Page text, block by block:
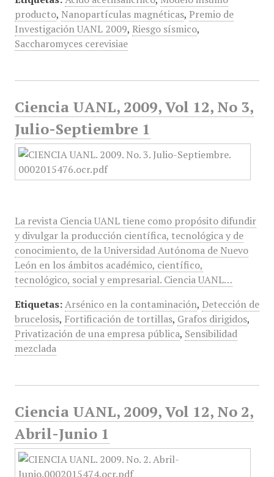
producto, Nanopartículas magnéticas, Premio de
Investigación UANL 2009, Riesgo sísmico,
Saccharomyces cerevisiae
Ciencia UANL, 2009, Vol 12, No 3,
Julio-Septiembre 1
La revista Ciencia UANL tiene como propósito difundir
y divulgar la producción científica, tecnológica y de
conocimiento, de la Universidad Autónoma de Nuevo
León en los ámbitos académico, científico,
tecnológico, social y empresarial. Ciencia UANL…
Etiquetas: Arsénico en la contaminación, Detección de
brucelosis, Fortificación de tortillas, Grafos dirigidos,
Privatización de una empresa pública, Sensibilidad
mezclada
Ciencia UANL, 2009, Vol 12, No 2,
Abril-Junio 1